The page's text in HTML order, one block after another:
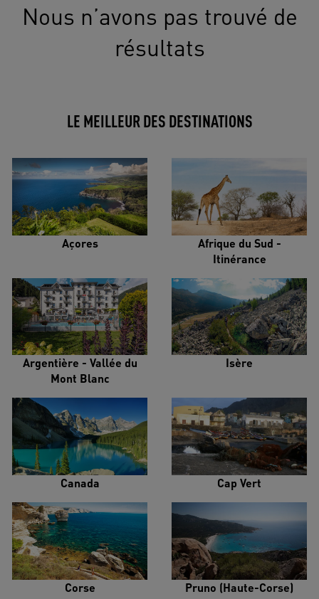
Nous n’avons pas trouvé de
résultats
LE MEILLEUR DES DESTINATIONS
Açores
Afrique du Sud -
Itinérance
Argentière - Vallée du
Mont Blanc
Isère
Canada Cap Vert
Corse Pruno (Haute-Corse)